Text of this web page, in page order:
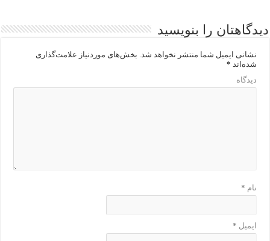
دیدگاهتان را بنویسید
نشانی ایمیل شما منتشر نخواهد شد. بخش‌های موردنیاز علامت‌گذاری
شده‌اند *
دیدگاه
نام *
ایمیل *